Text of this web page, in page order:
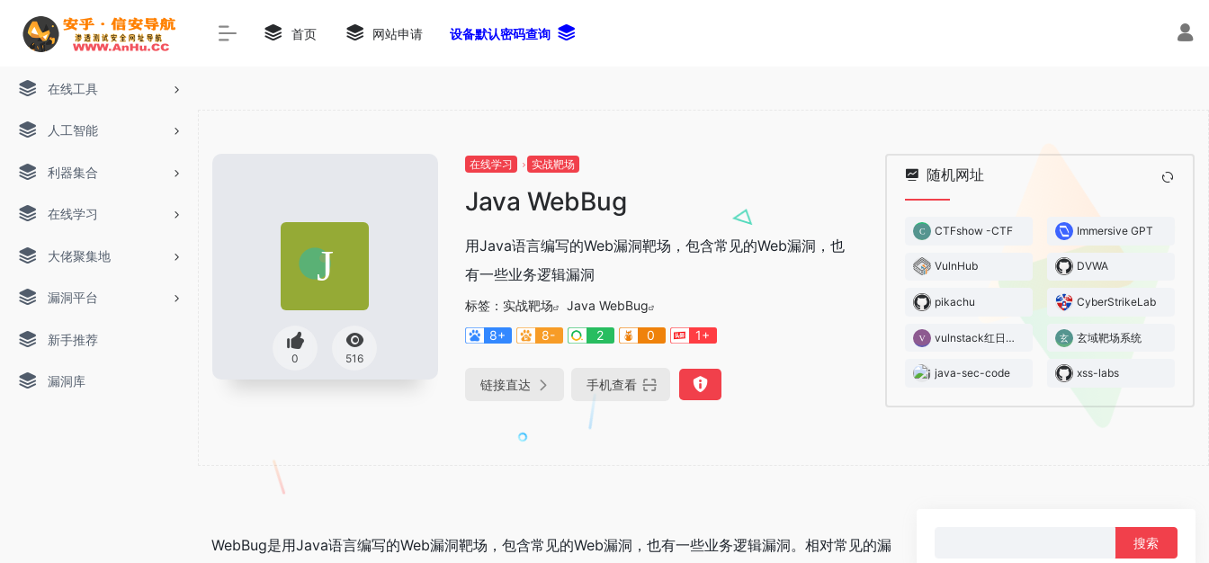
在线工具
人工智能
利器集合
在线学习
大佬聚集地
漏洞平台
新手推荐
漏洞库
首页 网站申请 设备默认密码查询
0 516
在线学习 实战靶场
Java WebBug
用Java语言编写的Web漏洞靶场，包含常见的Web漏洞，也
有一些业务逻辑漏洞
标签： 实战靶场
Java WebBug
8+
8- 2 0 1+
链接直达 手机查看
随机网址
CTFshow -CTF Immersive GPT
VulnHub DVWA
pikachu CyberStrikeLab
vulnstack红日靶场 玄域靶场系统
java-sec-code xss-labs
WebBug是用Java语言编写的Web漏洞靶场，包含常见的Web漏洞，也有一些业务逻辑漏洞。相对常见的漏